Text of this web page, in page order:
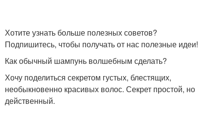
Хотите узнать больше полезных советов?
Подпишитесь, чтобы получать от нас полезные идеи!
Как обычный шампунь волшебным сделать?
Хочу поделиться секретом густых, блестящих,
необыкновенно красивых волос. Секрет простой, но
действенный.